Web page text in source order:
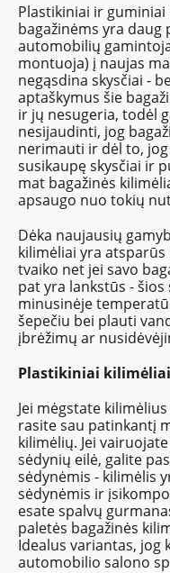
Plastikiniai ir
bagažinėms yra
automobilių
montuoja) į naujas
negąsdina skysčiai -
aptaškymus šie
ir jų nesugeria, todėl
nesijaudinti, jog
nerimauti ir dėl to,
susikaupę skysčiai ir
mat bagažinės
apsaugo nuo tokių
Dėka naujausių
kilimėliai yra
tvaiko net jei savo
pat yra lankstūs -
minusinėje
šepečiu bei plauti
įbrėžimų ar
Plastikiniai
Jei mėgstate
rasite sau patinkantį
kilimėlių. Jei
sėdynių eilė, galite
sėdynėmis - kilimėlis
sėdynėmis ir
esate spalvų
paletės bagažinės
Idealus variantas, jog
automobilio salono